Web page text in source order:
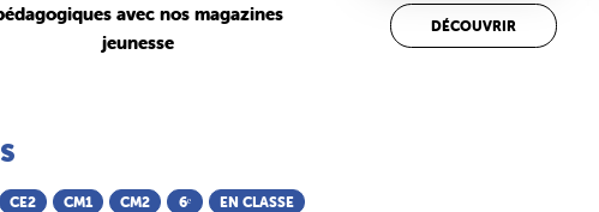
avec nos magazines
jeunesse
DÉCOUVRIR
CE2 CM1 CM2 6ᵉ EN CLASSE